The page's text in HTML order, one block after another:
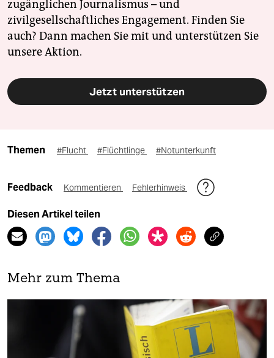
zugänglichen Journalismus – und
zivilgesellschaftliches Engagement. Finden Sie
auch? Dann machen Sie mit und unterstützen Sie
unsere Aktion.
Jetzt unterstützen
Themen #Flucht #Flüchtlinge #Notunterkunft
Feedback Kommentieren Fehlerhinweis
Diesen Artikel teilen
Mehr zum Thema